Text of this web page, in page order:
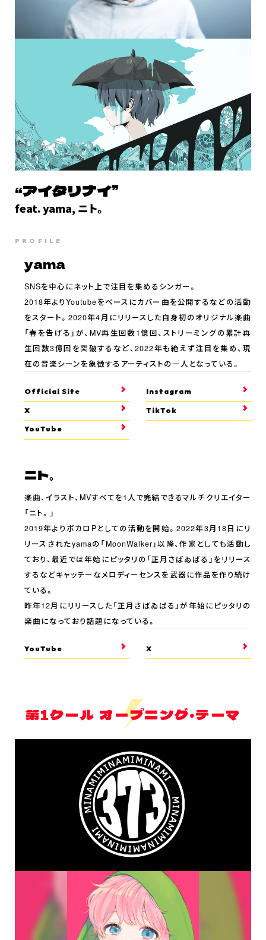
“アイタリナイ”
feat. yama, ニト。
PROFILE
yama
SNSを中心にネット上で注目を集めるシンガー。
2018年よりYoutubeをベースにカバー曲を公開するなどの活動
をスタート。2020年4月にリリースした自身初のオリジナル楽曲
「春を告げる」が、MV再生回数1億回、ストリーミングの累計再
生回数3億回を突破するなど、2022年も絶えず注目を集め、現
在の音楽シーンを象徴するアーティストの一人となっている。
Official Site
Instagram
X
TikTok
YouTube
ニト。
楽曲、イラスト、MVすべてを1人で完結できるマルチクリエイター
「ニト。」
2019年よりボカロPとしての活動を開始。2022年3月18日にリ
リースされたyamaの「MoonWalker」以降、作家としても活動し
ており、最近では年始にピッタリの「正月さばゐばる」をリリース
するなどキャッチーなメロディーセンスを武器に作品を作り続け
ている。
昨年12月にリリースした「正月さばゐばる」が年始にピッタリの
楽曲になっており話題になっている。
YouTube X
第1クール オープニング・テーマ